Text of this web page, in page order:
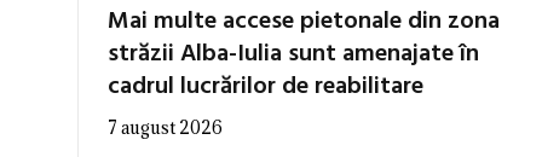
Mai multe accese pietonale din zona
străzii Alba-Iulia sunt amenajate în
cadrul lucrărilor de reabilitare
7 august 2026